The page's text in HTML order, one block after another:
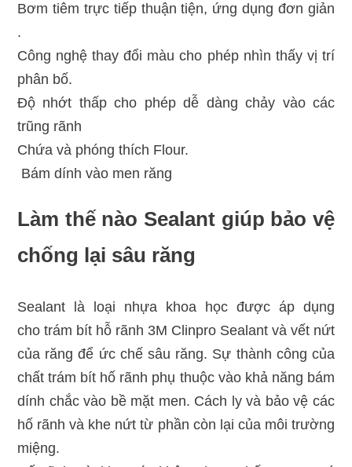
Bơm tiêm trực tiếp thuận tiện, ứng dụng đơn giản
.
Công nghệ thay đổi màu cho phép nhìn thấy vị trí
phân bố.
Độ nhớt thấp cho phép dễ dàng chảy vào các
trũng rãnh
Chứa và phóng thích Flour.
Bám dính vào men răng
Làm thế nào Sealant giúp bảo vệ
chống lại sâu răng
Sealant là loại nhựa khoa học được áp dụng
cho trám bít hỗ rãnh 3M Clinpro Sealant và vết nứt
của răng để ức chế sâu răng. Sự thành công của
chất trám bít hố rãnh phụ thuộc vào khả năng bám
dính chắc vào bề mặt men. Cách ly và bảo vệ các
hố rãnh và khe nứt từ phần còn lại của môi trường
miệng.